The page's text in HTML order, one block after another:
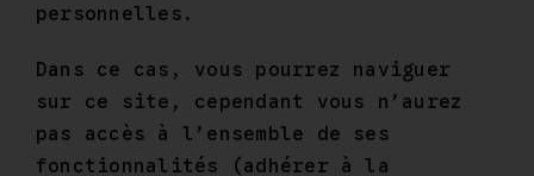
personnelles.
Dans ce cas, vous pourrez naviguer
sur ce site, cependant vous n’aurez
pas accès à l’ensemble de ses
fonctionnalités (adhérer à la